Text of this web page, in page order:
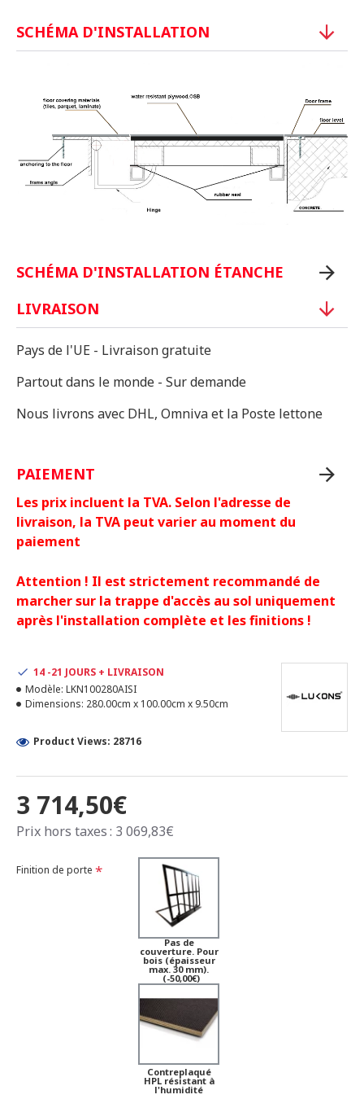
SCHÉMA D'INSTALLATION
SCHÉMA D'INSTALLATION ÉTANCHE
LIVRAISON
Pays de l'UE - Livraison gratuite
Partout dans le monde - Sur demande
Nous livrons avec DHL, Omniva et la Poste lettone
PAIEMENT
Les prix incluent la TVA. Selon l'adresse de
livraison, la TVA peut varier au moment du
paiement
Attention ! Il est strictement recommandé de
marcher sur la trappe d'accès au sol uniquement
après l'installation complète et les finitions !
3 714,50€
Prix hors taxes : 3 069,83€
14 -21 JOURS + LIVRAISON
Modèle: LKN100280AISI
Dimensions: 280.00cm x 100.00cm x 9.50cm
Product Views: 28716
Finition de porte
Pas de
couverture. Pour
bois (épaisseur
max. 30 mm).
(-50,00€)
Contreplaqué
HPL résistant à
l'humidité